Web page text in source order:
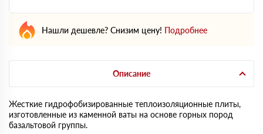
Нашли дешевле? Снизим цену! Подробнее
Описание
Жесткие гидрофобизированные теплоизоляционные плиты,
изготовленные из каменной ваты на основе горных пород
базальтовой группы.